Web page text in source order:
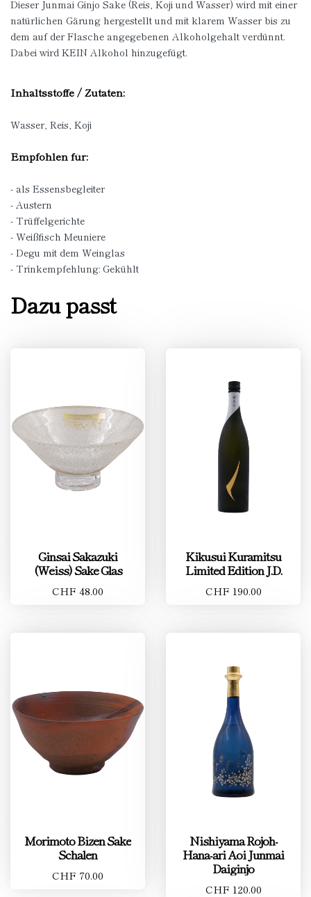
Dieser Junmai Ginjo Sake (Reis, Koji und Wasser) wird mit einer
natürlichen Gärung hergestellt und mit klarem Wasser bis zu
dem auf der Flasche angegebenen Alkoholgehalt verdünnt.
Dabei wird KEIN Alkohol hinzugefügt.
Inhaltsstoffe / Zutaten:
Wasser, Reis, Koji
Empfohlen für:
- als Essensbegleiter
- Austern
- Trüffelgerichte
- Weißfisch Meuniere
- Degu mit dem Weinglas
- Trinkempfehlung: Gekühlt
Dazu passt
Ginsai Sakazuki
(Weiss) Sake Glas
CHF 48.00
Kikusui Kuramitsu
Limited Edition J.D.
CHF 190.00
Morimoto Bizen Sake
Schalen
CHF 70.00
Nishiyama Rojoh-
Hana-ari Aoi Junmai
Daiginjo
CHF 120.00